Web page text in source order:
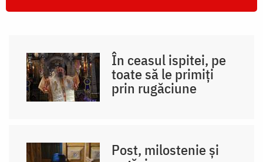
În ceasul ispitei, pe
toate să le primiți
prin rugăciune
Post, milostenie și